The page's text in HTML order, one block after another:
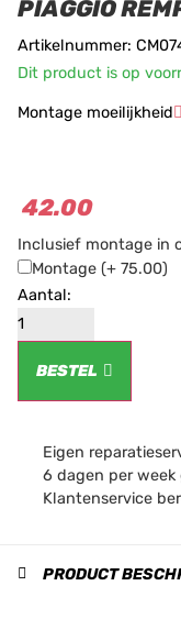
PIAGGIO
Artikelnummer:
Dit product is op
Montage moeilijkheid
★★★
42.00
Inclusief montage in
Montage (+ 75.00)
BESTEL
Eigen
6 dagen per week
Klantenservice
PRODUCT